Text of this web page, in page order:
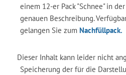
einem 12-er Pack "Schnee" in
genauen Beschreibung.
gelangen Sie zum Nachfüllpack.
Dieser Inhalt kann leider nicht
Speicherung der für die